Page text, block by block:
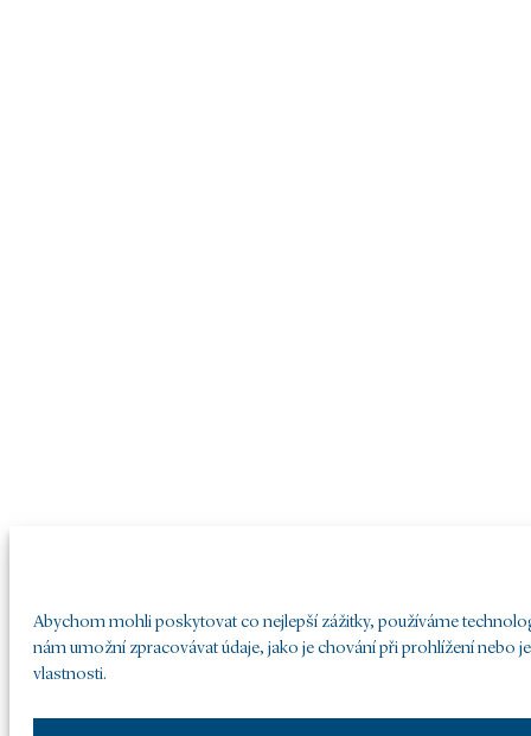
Abychom mohli poskytovat co nejlepší zážitky, používáme
nám umožní zpracovávat údaje, jako je chování při prohlížení nebo
vlastnosti.